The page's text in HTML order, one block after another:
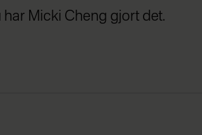
Micki Cheng gjort det.